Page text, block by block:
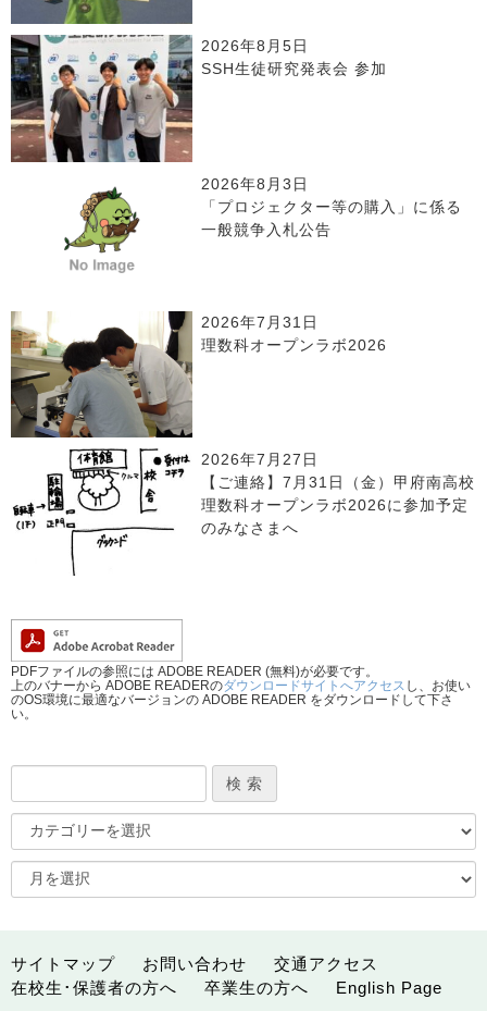
2026年8月5日
SSH生徒研究発表会 参加
2026年8月3日
「プロジェクター等の購入」に係る
一般競争入札公告
2026年7月31日
理数科オープンラボ2026
2026年7月27日
【ご連絡】7月31日（金）甲府南高校
理数科オープンラボ2026に参加予定
のみなさまへ
PDFファイルの参照には ADOBE READER (無料)が必要です。
上のバナーから ADOBE READERのダウンロードサイトへアクセス し、お使い
のOS環境に最適なバージョンの ADOBE READER をダウンロードして下さ
い。
サイトマップ お問い合わせ
交通アクセス
在校生･保護者の方へ
卒業生の方へ English Page